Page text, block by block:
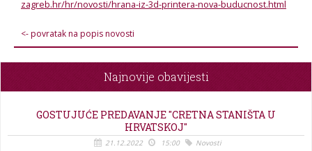
zagreb.hr/hr/novosti/hrana-iz-3d-printera-nova-buducnost.html
<- povratak na popis novosti
Najnovije obavijesti
GOSTUJUĆE PREDAVANJE "CRETNA STANIŠTA U
HRVATSKOJ"
21.12.2022 15:00 Novosti